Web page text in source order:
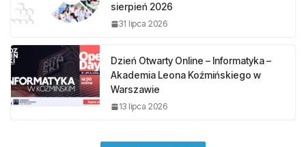
sierpień 2026
31 lipca 2026
Dzień Otwarty Online – Informatyka –
Akademia Leona Koźmińskiego w
Warszawie
13 lipca 2026